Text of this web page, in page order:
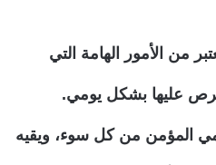
من الأمور الهامة التي
عليها بشكل يومي.
المؤمن من كل سوء، ويقيه